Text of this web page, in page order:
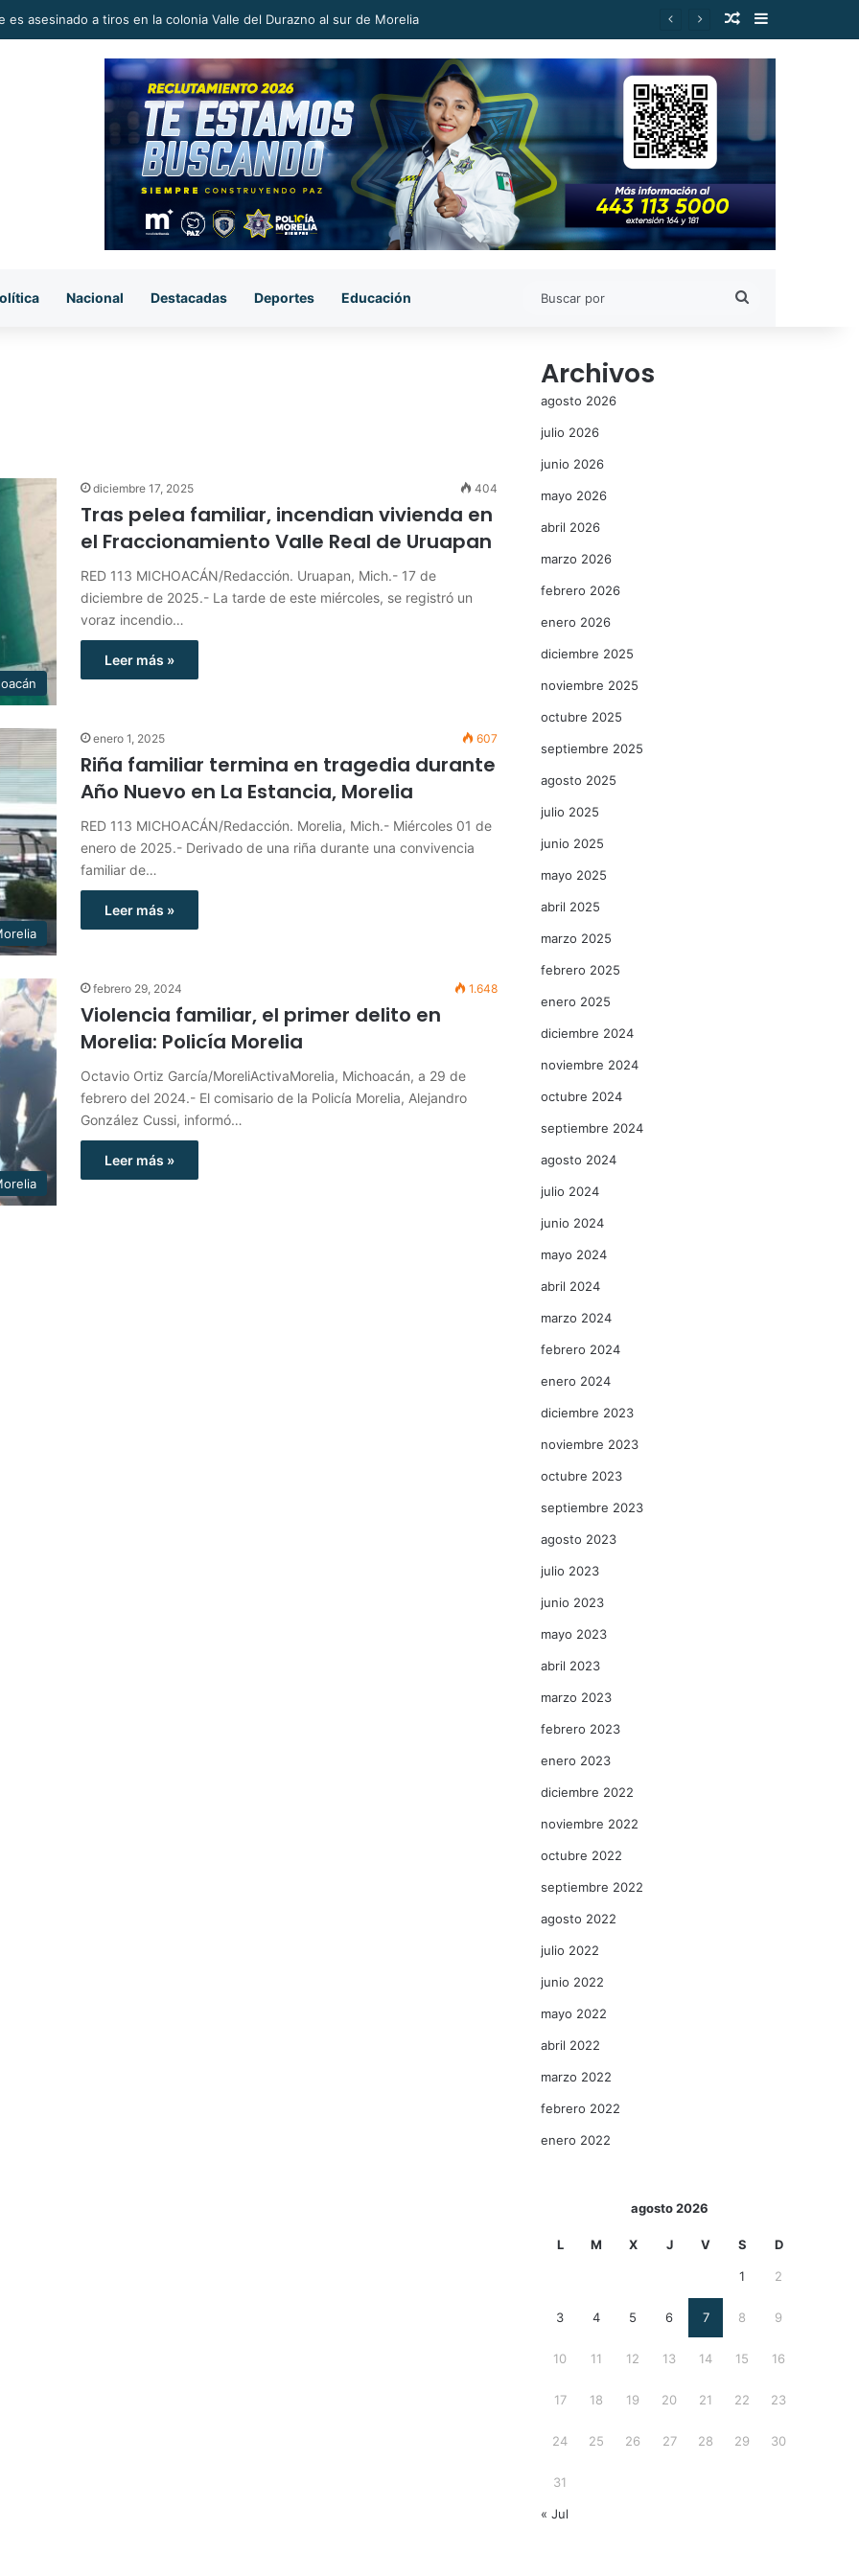
en la Reconstrucción del Tejido Social, Invita Rectora a Madres y Padres de Estudiantes Nicolaitas Publicación al
Barra lateral
Nacional Destacadas Deportes Educación
diciembre 17, 2025 404
Tras pelea familiar, incendian vivienda en
el Fraccionamiento Valle Real de Uruapan
RED 113 MICHOACÁN/Redacción. Uruapan, Mich.- 17 de
diciembre de 2025.- La tarde de este miércoles, se registró un
voraz incendio…
Leer más »
enero 1, 2025 607
Riña familiar termina en tragedia durante
Año Nuevo en La Estancia, Morelia
RED 113 MICHOACÁN/Redacción. Morelia, Mich.- Miércoles 01 de
enero de 2025.- Derivado de una riña durante una convivencia
familiar de…
Leer más »
febrero 29, 2024 1.648
Violencia familiar, el primer delito en
Morelia: Policía Morelia
Octavio Ortiz García/MoreliActivaMorelia, Michoacán, a 29 de
febrero del 2024.- El comisario de la Policía Morelia, Alejandro
González Cussi, informó…
Leer más »
Archivos
agosto 2026
julio 2026
junio 2026
mayo 2026
abril 2026
marzo 2026
febrero 2026
enero 2026
diciembre 2025
noviembre 2025
octubre 2025
septiembre 2025
agosto 2025
julio 2025
junio 2025
mayo 2025
abril 2025
marzo 2025
febrero 2025
enero 2025
diciembre 2024
noviembre 2024
octubre 2024
septiembre 2024
agosto 2024
julio 2024
junio 2024
mayo 2024
abril 2024
marzo 2024
febrero 2024
enero 2024
diciembre 2023
noviembre 2023
octubre 2023
septiembre 2023
agosto 2023
julio 2023
junio 2023
mayo 2023
abril 2023
marzo 2023
febrero 2023
enero 2023
diciembre 2022
noviembre 2022
octubre 2022
septiembre 2022
agosto 2022
julio 2022
junio 2022
mayo 2022
abril 2022
marzo 2022
febrero 2022
enero 2022
agosto 2026
L M X J V S D
1 2
3 4 5 6 7 8 9
10 11 12 13 14 15 16
17 18 19 20 21 22 23
24 25 26 27 28 29 30
31
« Jul